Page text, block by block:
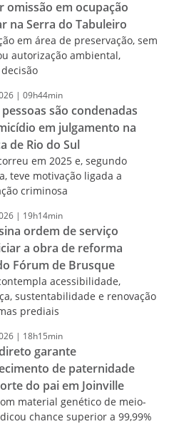
omissão em ocupação
na Serra do Tabuleiro
em área de preservação, sem
autorização ambiental,
| 09h44min
são condenadas
em julgamento na
de Rio do Sul
em 2025 e, segundo
teve motivação ligada a
criminosa
| 19h14min
ordem de serviço
a obra de reforma
Fórum de Brusque
acessibilidade,
sustentabilidade e renovação
prediais
| 18h15min
garante
de paternidade
do pai em Joinville
material genético de meio-
chance superior a 99,99%